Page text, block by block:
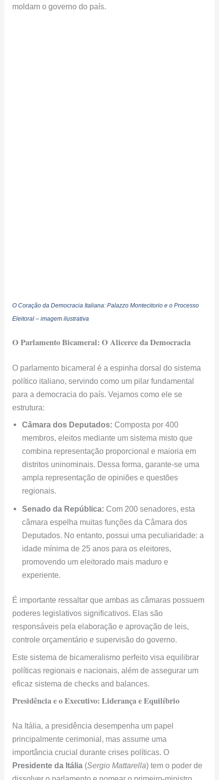
moldam o governo do país.
O Coração da Democracia Italiana: Palazzo Montecitorio e o Processo
Eleitoral – imagem ilustrativa
O Parlamento Bicameral: O Alicerce da Democracia
O parlamento bicameral é a espinha dorsal do sistema
político italiano, servindo como um pilar fundamental
para a democracia do país. Vejamos como ele se
estrutura:
Câmara dos Deputados: Composta por 400
membros, eleitos mediante um sistema misto que
combina representação proporcional e maioria em
distritos uninominais. Dessa forma, garante-se uma
ampla representação de opiniões e questões
regionais.
Senado da República: Com 200 senadores, esta
câmara espelha muitas funções da Câmara dos
Deputados. No entanto, possui uma peculiaridade: a
idade mínima de 25 anos para os eleitores,
promovendo um eleitorado mais maduro e
experiente.
É importante ressaltar que ambas as câmaras possuem
poderes legislativos significativos. Elas são
responsáveis pela elaboração e aprovação de leis,
controle orçamentário e supervisão do governo.
Este sistema de bicameralismo perfeito visa equilibrar
políticas regionais e nacionais, além de assegurar um
eficaz sistema de checks and balances.
Presidência e o Executivo: Liderança e Equilíbrio
Na Itália, a presidência desempenha um papel
principalmente cerimonial, mas assume uma
importância crucial durante crises políticas. O
Presidente da Itália (Sergio Mattarella) tem o poder de